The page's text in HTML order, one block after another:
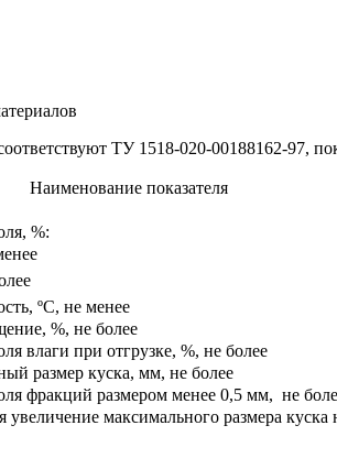
ТУ 1518-020-00188162-97,
Наименование показателя
%:
ºС, не менее
%, не более
влаги при отгрузке, %, не более
размер куска, мм, не более
фракций размером менее 0,5 мм, не
увеличение максимального размера